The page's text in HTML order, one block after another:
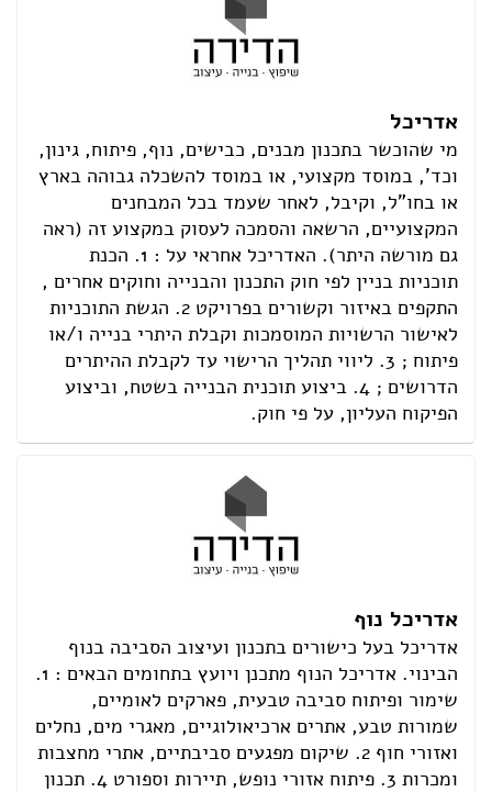
אדריכל
מי שהוכשר בתכנון מבנים, כבישים, נוף, פיתוח, גינון,
וכד', במוסד מקצועי, או במוסד להשכלה גבוהה בארץ
או בחו"ל, וקיבל, לאחר שעמד בכל המבחנים
המקצועיים, הרשאה והסמכה לעסוק במקצוע זה (ראה
גם מורשה היתר). האדריכל אחראי על : 1. הכנת
תוכניות בניין לפי חוק התכנון והבנייה וחוקים אחרים ,
התקפים באיזור וקשורים בפרויקט 2. הגשת התוכניות
לאישור הרשויות המוסמכות וקבלת היתרי בנייה ו/או
פיתוח ; 3. ליווי תהליך הרישוי עד לקבלת ההיתרים
הדרושים ; 4. ביצוע תוכנית הבנייה בשטח, וביצוע
הפיקוח העליון, על פי חוק.
אדריכל נוף
אדריכל בעל כישורים בתכנון ועיצוב הסביבה בנוף
הבינוי. אדריכל הנוף מתכנן ויועץ בתחומים הבאים : 1.
שימור ופיתוח סביבה טבעית, פארקים לאומיים,
שמורות טבע, אתרים ארכיאולוגיים, מאגרי מים, נחלים
ואזורי חוף 2. שיקום מפגעים סביבתיים, אתרי מחצבות
ומכרות 3. פיתוח אזורי נופש, תיירות וספורט 4. תכנון